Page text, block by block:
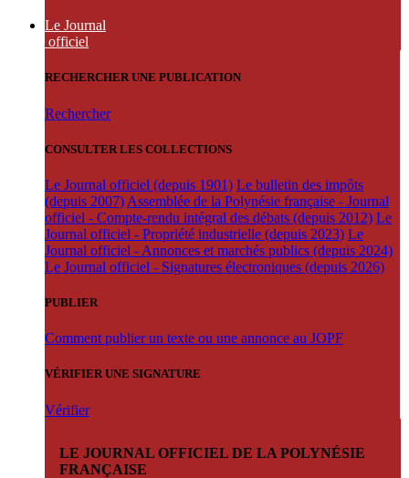
Le Journal
officiel
RECHERCHER UNE PUBLICATION
Rechercher
CONSULTER LES COLLECTIONS
Le Journal officiel (depuis 1901) Le bulletin des impôts
(depuis 2007) Assemblée de la Polynésie française - Journal
officiel - Compte-rendu intégral des débats (depuis 2012) Le
Journal officiel - Propriété industrielle (depuis 2023) Le
Journal officiel - Annonces et marchés publics (depuis 2024)
Le Journal officiel - Signatures électroniques (depuis 2026)
PUBLIER
Comment publier un texte ou une annonce au JOPF
VÉRIFIER UNE SIGNATURE
Vérifier
LE JOURNAL OFFICIEL DE LA POLYNÉSIE
FRANÇAISE